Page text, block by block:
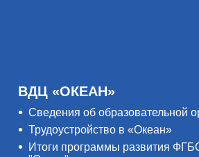
ВДЦ «ОКЕАН»
Сведения об образовательной
Трудоустройство в «Океан»
Итоги программы развития